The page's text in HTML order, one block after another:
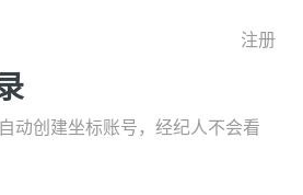
注册
动创建坐标账号，经纪人不会看